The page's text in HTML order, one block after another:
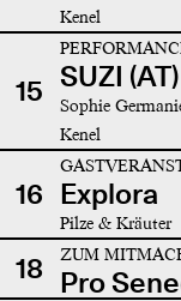
Kenel
15 SUZI (AT)
Sophie
Kenel
16 Explora
Pilze & Kräuter
18 ZUM
Pro